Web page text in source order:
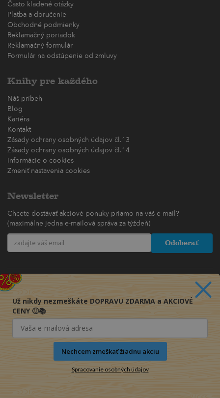
Často kladené otázky
Platba a doručenie
Obchodné podmienky
Reklamačný poriadok
Reklamačný formulár
Formulár na odstúpenie od zmluvy
Knihy pre každého
Náš príbeh
Blog
Kariéra
Kontakt
Zásady ochrany osobných údajov čl.13
Zásady ochrany osobných údajov čl.14
Informácie o cookies
Zmeniť nastavenia cookies
Newsletter
Chcete dostávať akciové ponuky priamo na váš e-mail?
(maximálne jedna e-mailová správa za týždeň)
Odoberať
Už nikdy nezmeškáte DOPRAVU ZDARMA a AKCIOVÉ
CENY 🙂📚
Nechcem zmeškať žiadnu akciu
Spracovanie osobných údajov